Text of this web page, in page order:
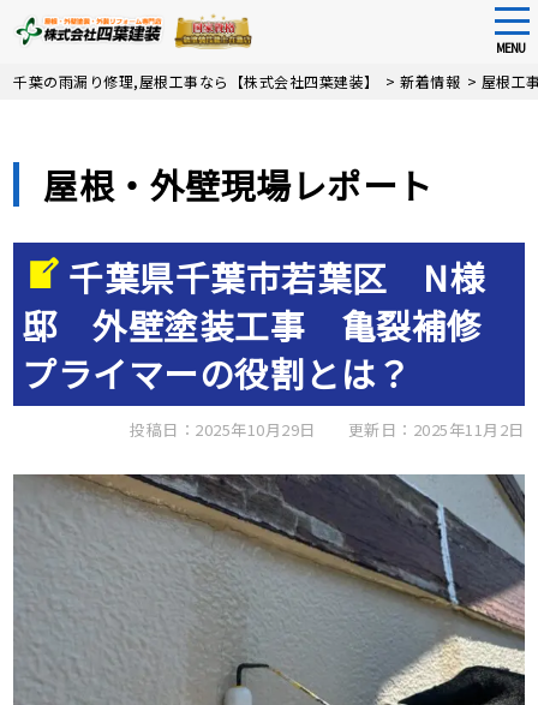
Skip
MENU
千葉の雨漏り修理,屋根工事なら【株式会社四葉建装】 >新着情報 > 屋根工
屋根・外壁現場レポート
千葉県千葉市若葉区 N様
邸 外壁塗装工事 亀裂補修
プライマーの役割とは？
投稿日：2025年10月29日 更新日：2025年11月2日